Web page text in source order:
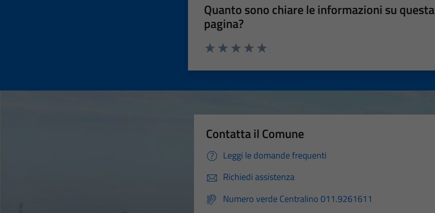
Quanto sono chiare le informazioni su questa
pagina?
Contatta il Comune
Leggi le domande frequenti
Richiedi assistenza
Numero verde Centralino 011.9261611